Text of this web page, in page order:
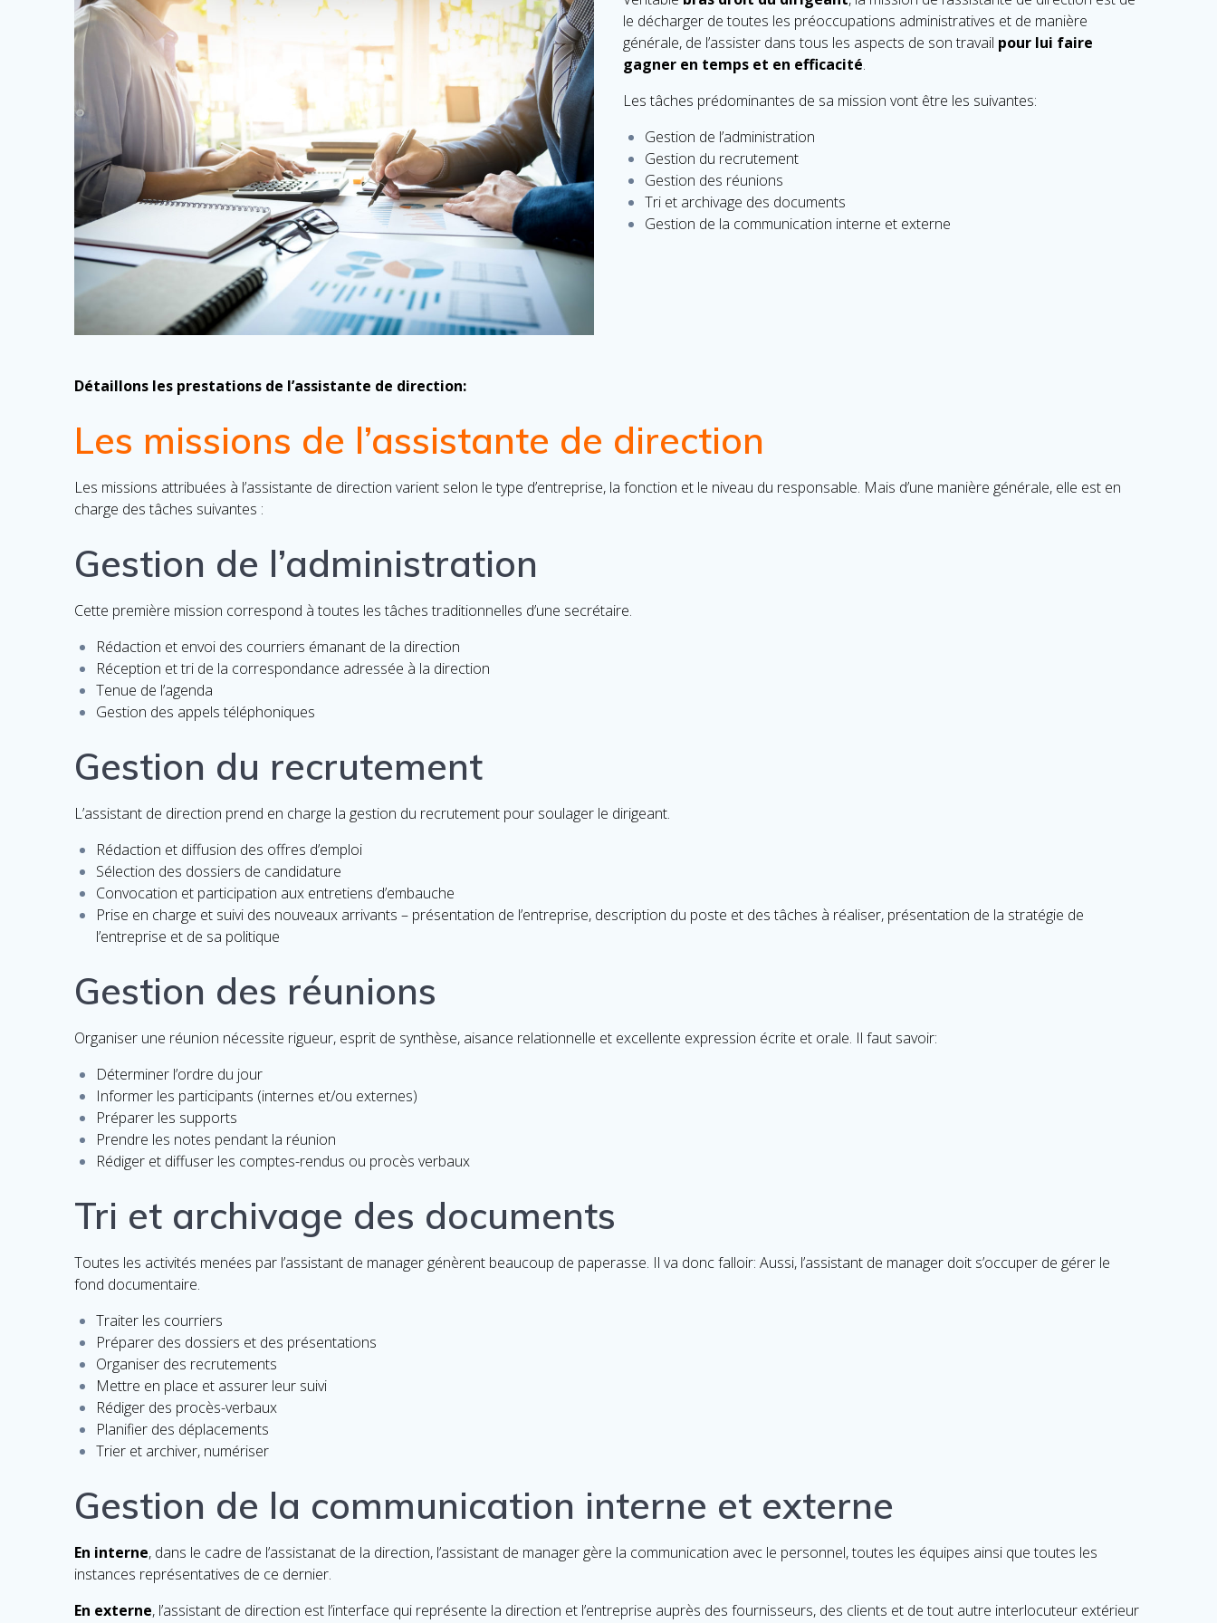
le décharger de toutes les préoccupations administratives et de manière
générale, de l’assister dans tous les aspects de son travail pour lui faire
gagner en temps et en efficacité.
Les tâches prédominantes de sa mission vont être les suivantes:
Gestion de l’administration
Gestion du recrutement
Gestion des réunions
Tri et archivage des documents
Gestion de la communication interne et externe
Détaillons les prestations de l’assistante de direction:
Les missions de l’assistante de direction
Les missions attribuées à l’assistante de direction varient selon le type d’entreprise, la fonction et le niveau du responsable. Mais d’une manière générale, elle est en
charge des tâches suivantes :
Gestion de l’administration
Cette première mission correspond à toutes les tâches traditionnelles d’une secrétaire.
Rédaction et envoi des courriers émanant de la direction
Réception et tri de la correspondance adressée à la direction
Tenue de l’agenda
Gestion des appels téléphoniques
Gestion du recrutement
L’assistant de direction prend en charge la gestion du recrutement pour soulager le dirigeant.
Rédaction et diffusion des offres d’emploi
Sélection des dossiers de candidature
Convocation et participation aux entretiens d’embauche
Prise en charge et suivi des nouveaux arrivants – présentation de l’entreprise, description du poste et des tâches à réaliser, présentation de la stratégie de
l’entreprise et de sa politique
Gestion des réunions
Organiser une réunion nécessite rigueur, esprit de synthèse, aisance relationnelle et excellente expression écrite et orale. Il faut savoir:
Déterminer l’ordre du jour
Informer les participants (internes et/ou externes)
Préparer les supports
Prendre les notes pendant la réunion
Rédiger et diffuser les comptes-rendus ou procès verbaux
Tri et archivage des documents
Toutes les activités menées par l’assistant de manager génèrent beaucoup de paperasse. Il va donc falloir: Aussi, l’assistant de manager doit s’occuper de gérer le
fond documentaire.
Traiter les courriers
Préparer des dossiers et des présentations
Organiser des recrutements
Mettre en place et assurer leur suivi
Rédiger des procès-verbaux
Planifier des déplacements
Trier et archiver, numériser
Gestion de la communication interne et externe
En interne, dans le cadre de l’assistanat de la direction, l’assistant de manager gère la communication avec le personnel, toutes les équipes ainsi que toutes les
instances représentatives de ce dernier.
En externe, l’assistant de direction est l’interface qui représente la direction et l’entreprise auprès des fournisseurs, des clients et de tout autre interlocuteur extérieur